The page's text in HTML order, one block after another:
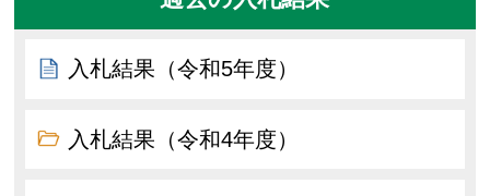
入札結果（令和5年度）
入札結果（令和4年度）